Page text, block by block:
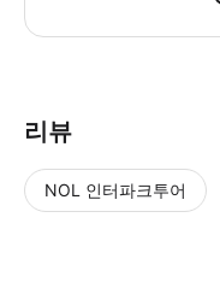
리뷰
NOL 인터파크투어